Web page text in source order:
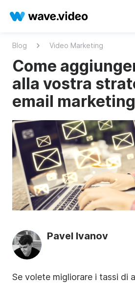
Blog Video Marketing
Come
alla vostra
email marketing
Pavel Ivanov
Se volete migliorare i tassi di